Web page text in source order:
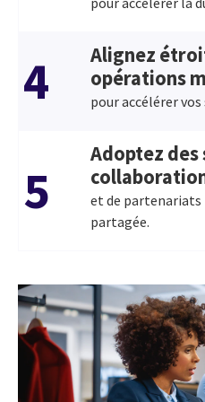
4
Alignez
opérations
pour accélérer
5
Adoptez
et de partenariats
partagée.